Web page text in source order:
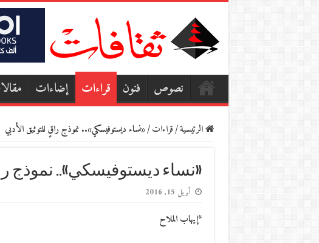
نصوص فنون قراءات إضاءات
الرئيسية/قراءات/«نساء ديستوفيسكي».. نموذج راقٍ للتوثيق الأدبي
«نساء ديستوفيسكي».. نموذج
أبريل 15, 2016
*إيهاب الملاح